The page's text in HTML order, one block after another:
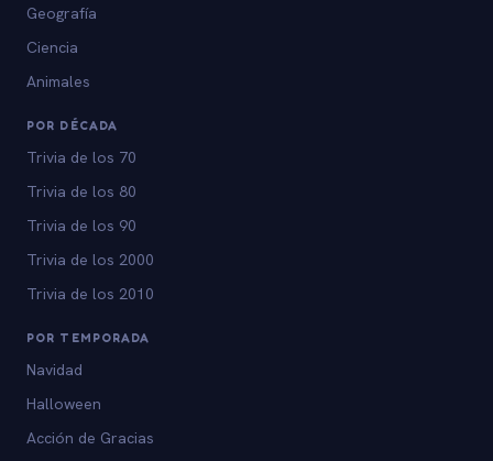
Geografía
Ciencia
Animales
POR DÉCADA
Trivia de los 70
Trivia de los 80
Trivia de los 90
Trivia de los 2000
Trivia de los 2010
POR TEMPORADA
Navidad
Halloween
Acción de Gracias